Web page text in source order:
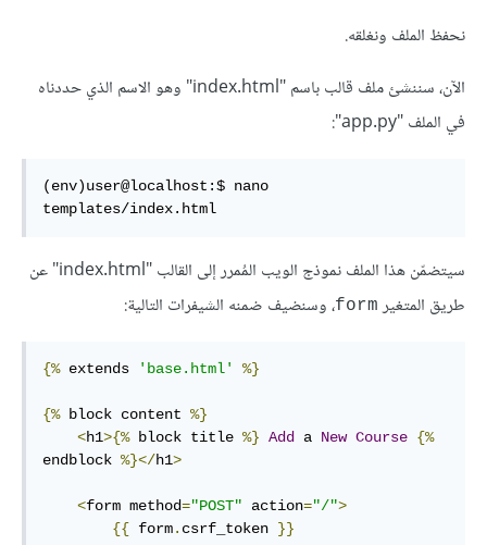
نحفظ الملف ونغلقه.
الآن، سننشئ ملف قالب باسم "index.html" وهو الاسم الذي حددناه
في الملف "app.py":
(env)user@localhost:$ nano
templates/index.html
سيتضمّن هذا الملف نموذج الويب المُمرر إلى القالب "index.html" عن
طريق المتغير form، وسنضيف ضمنه الشيفرات التالية:
{% extends 'base.html' %}
{% block content %}
<h1>{% block title %} Add a New Course {%
endblock %}</h1>
<form method="POST" action="/">
{{ form. csrf_token }}